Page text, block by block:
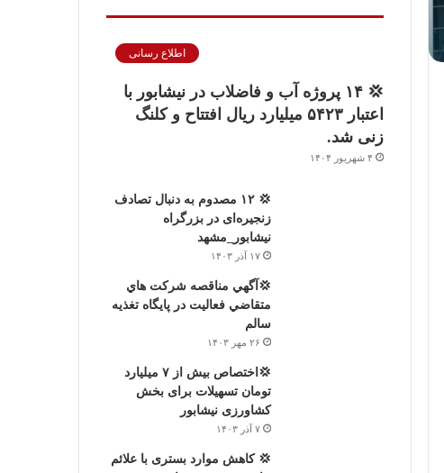
اطلاع رسانی
💢 ۱۴ پروژه آب و فاضلاب در نیشابور با
اعتبار ۵۴۲۳ میلیارد ریال افتتاح و کلنگ
زنی شد.
۴ شهریور ۱۴۰۴
💢 ۱۲ مصدوم به دنبال تصادف
زنجیره‌ای در بزرگراه
نیشابور_مشهد
۱۷ آذر ۱۴۰۳
💢آگهي مناقصه شركت هاي
متقاضي فعاليت در پايگاه تغذيه
سالم
۲۶ مهر ۱۴۰۳
💢اختصاص بیش از ۷ میلیارد
تومان تسهیلات برای بخش
کشاورزی نیشابور
۷ آذر ۱۴۰۳
💢 کاهش موارد بستری با علائم